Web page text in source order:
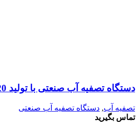
دستگاه تصفیه آب صنعتی با تولید 20متر مکعب در روز
تصفیه آب, دستگاه تصفیه آب صنعتی
تماس بگیرید